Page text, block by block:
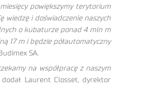
powiększymy terytorium
wiedzę i doświadczenie naszych
o kubaturze ponad 4 mln m
17 m i będzie półautomatyczny
SA.
na współpracę z naszym
Laurent Closset, dyrektor